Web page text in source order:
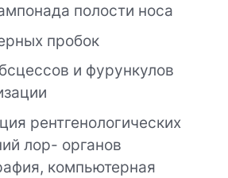
полости носа
пробок
и фурункулов
рентгенологических
лор- органов
компьютерная